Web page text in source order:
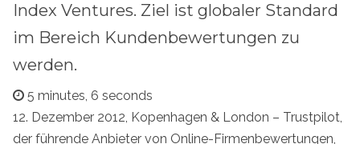
Index Ventures. Ziel ist globaler Standard
im Bereich Kundenbewertungen zu
werden.
5 minutes, 6 seconds
12. Dezember 2012, Kopenhagen & London – Trustpilot,
der führende Anbieter von Online-Firmenbewertungen,